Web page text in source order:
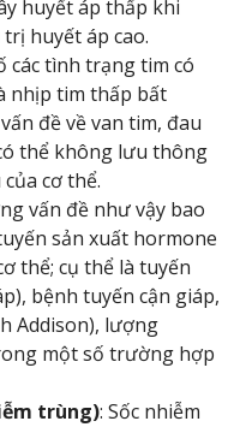
huyết áp thấp khi
huyết áp cao.
các tình trạng tim có
nhịp tim thấp bất
đề về van tim, đau
thể không lưu thông
cơ thể.
vấn đề như vậy bao
sản xuất hormone
thể; cụ thể là tuyến
bệnh tuyến cận giáp,
Addison), lượng
một số trường hợp
trùng): Sốc nhiễm